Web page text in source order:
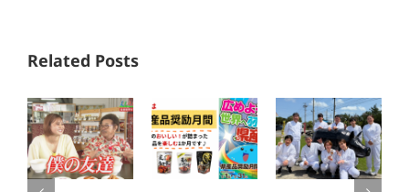
Related Posts